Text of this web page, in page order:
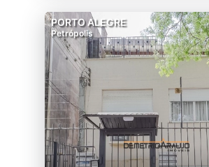
PORTO ALEGRE
Petrópolis